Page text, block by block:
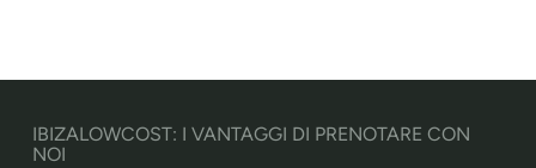
IBIZALOWCOST: I VANTAGGI DI PRENOTARE CON
NOI